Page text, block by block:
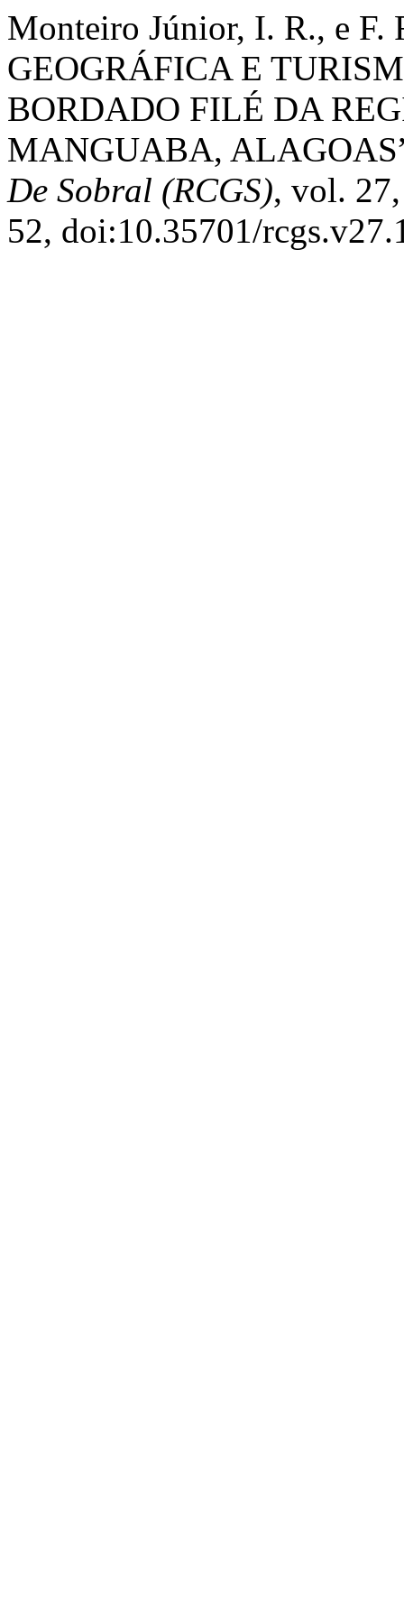
Monteiro Júnior, I. R., e F.
GEOGRÁFICA E
BORDADO FILÉ DA
MANGUABA,
De Sobral (RCGS), vol.
52, doi:10.35701/